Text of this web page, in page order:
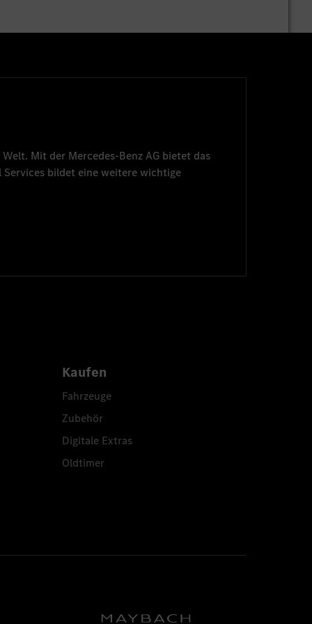
Mit der Mercedes-Benz AG bietet das
Services bildet eine weitere wichtige
Kaufen
Fahrzeuge
Zubehör
Digitale Extras
Oldtimer